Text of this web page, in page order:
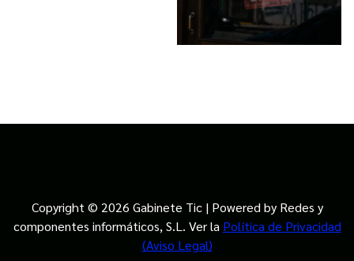
Copyright © 2026 Gabinete Tic | Powered by Redes y
componentes informáticos, S.L. Ver la Política de Privacidad
(Aviso Legal)